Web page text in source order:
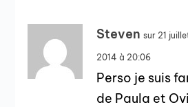
Steven sur 21
2014 à 20:06
Perso je suis
de Paula et